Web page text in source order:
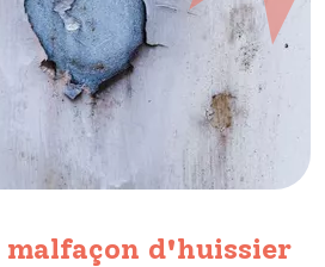
malfaçon d'huissier